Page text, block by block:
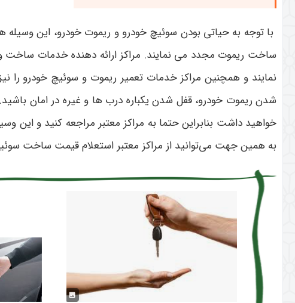
با توجه به حیاتی بودن سوئیچ خودرو و ریموت خودرو، این
ساخت ریموت مجدد می نمایند. مراکز ارائه دهنده خدمات ساخت
نمایند و همچنین مراکز خدمات تعمیر ریموت و سوئیچ خودرو را نیز
شدن ریموت خودرو، قفل شدن یکباره درب ها و غیره در امان
خواهید داشت بنابراین حتما به مراکز معتبر مراجعه کنید و
به همین جهت می‌توانید از مراکز معتبر استعلام قیمت ساخت